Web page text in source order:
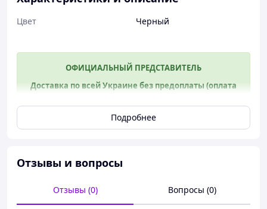
Цвет Черный
ОФИЦИАЛЬНЫЙ ПРЕДСТАВИТЕЛЬ
Доставка по всей Украине без предоплаты (оплата
Быстрая отправка!
(56m/1000m) туристический, военный для охоты,
Подробнее
Отзывы и вопросы
Отзывы (0) Вопросы (0)